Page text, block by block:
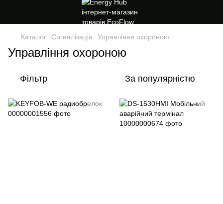
Каталог Сигналізація Управління охороною
Управління охороною
Фільтр За популярністю